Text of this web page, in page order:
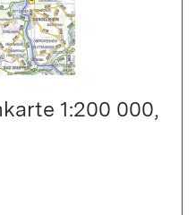
1:200 000,